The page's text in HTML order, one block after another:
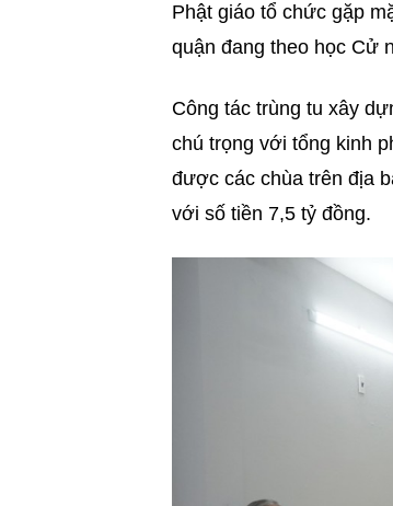
Phật giáo tổ chức gặp
quận đang theo học Cử
Công tác trùng tu xây
chú trọng với tổng kinh
được các chùa trên địa
với số tiền 7,5 tỷ đồng.